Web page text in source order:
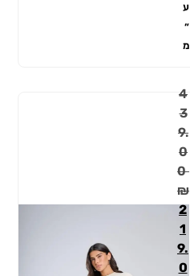
ע
״
מ
4
3
9.
0
0
₪
2
1
9.
0